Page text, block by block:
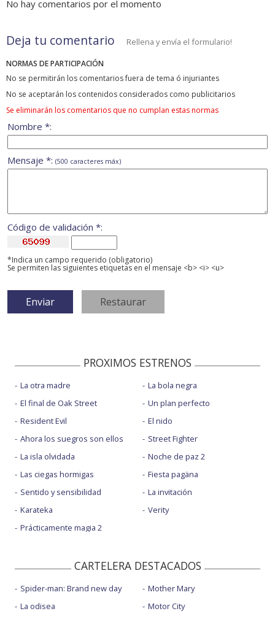
No hay comentarios por el momento
Deja tu comentario Rellena y envía el formulario!
NORMAS DE PARTICIPACIÓN
No se permitirán los comentarios fuera de tema ó injuriantes
No se aceptarán los contenidos considerados como publicitarios
Se eliminarán los comentarios que no cumplan estas normas
Nombre *:
Mensaje *: (500 caracteres máx)
Código de validación *:
*Indica un campo requerido (obligatorio)
Se permiten las siguientes etiquetas en el mensaje <b> <i> <u>
PROXIMOS ESTRENOS
La otra madre
El final de Oak Street
Resident Evil
Ahora los suegros son ellos
La isla olvidada
Las ciegas hormigas
Sentido y sensibilidad
Karateka
Prácticamente magia 2
La bola negra
Un plan perfecto
El nido
Street Fighter
Noche de paz 2
Fiesta pagäna
La invitación
Verity
CARTELERA DESTACADOS
Spider-man: Brand new day
La odisea
Mother Mary
Motor City